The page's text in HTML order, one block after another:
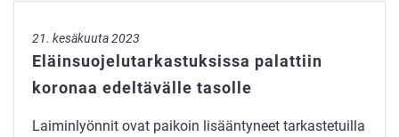
21. kesäkuuta 2023
Eläinsuojelutarkastuksissa palattiin
koronaa edeltävälle tasolle
Laiminlyönnit ovat paikoin lisääntyneet tarkastetuilla